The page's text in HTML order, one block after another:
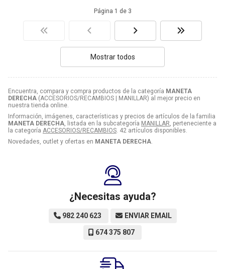
Encuentra, compara y compra productos de la categoría MANETA
DERECHA (ACCESORIOS/RECAMBIOS | MANILLAR) al mejor precio en
nuestra tienda online.
Información, imágenes, características y precios de artículos de la familia
MANETA DERECHA, listada en la subcategoría MANILLAR, perteneciente a
la categoría ACCESORIOS/RECAMBIOS. 42 artículos disponibles.
Novedades, outlet y ofertas en MANETA DERECHA.
Página 1 de 3
Mostrar todos
¿Necesitas ayuda?
982 240 623 ENVIAR EMAIL
674 375 807